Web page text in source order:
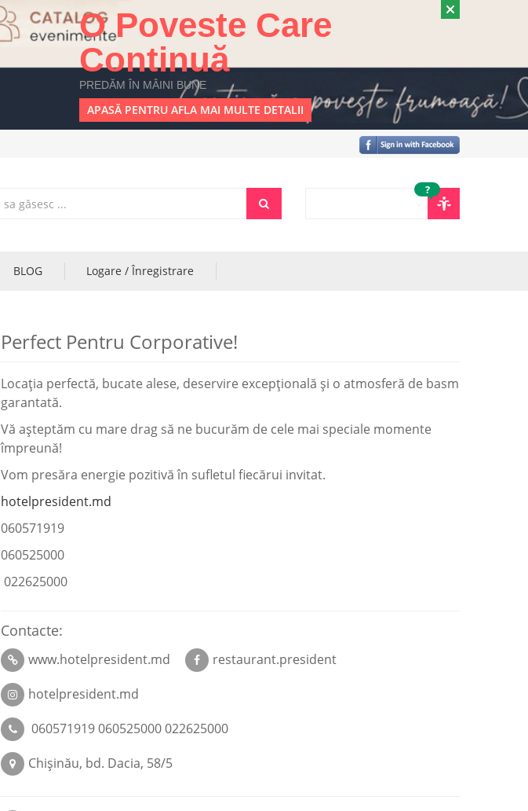
O Poveste Care
Continuă
PREDĂM ÎN MÂINI BUNE
APASĂ PENTRU AFLA MAI MULTE DETALII
?
BLOG Logare / Înregistrare
Perfect Pentru Corporative!
Locația perfectă, bucate alese, deservire excepțională și o atmosferă de basm
garantată.⠀
Vă așteptăm cu mare drag să ne bucurăm de cele mai speciale momente
împreună!
Vom presăra energie pozitivă în sufletul fiecărui invitat.
hotelpresident.md
060571919
060525000
022625000
Contacte:
www.hotelpresident.md
restaurant.president
hotelpresident.md
060571919 060525000 022625000
Chişinău, bd. Dacia, 58/5